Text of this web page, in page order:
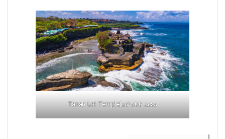
معبد تاناه لات|Tanah Lot Temple